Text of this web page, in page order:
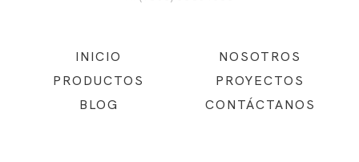
INICIO
NOSOTROS
PRODUCTOS
PROYECTOS
BLOG
CONTÁCTANOS